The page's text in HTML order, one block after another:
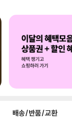
배송/반품/교환